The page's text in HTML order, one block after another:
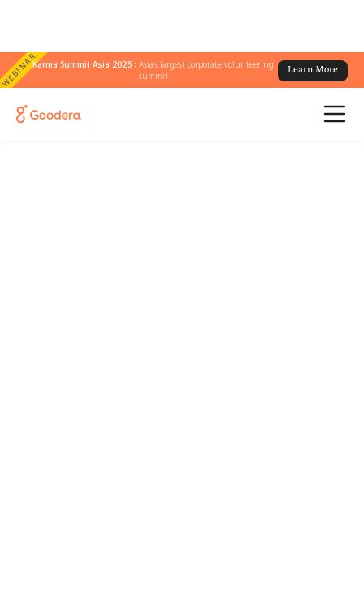
WEBINARKarma Summit Asia 2026 :Asia's largest corporate volunteering
summit
Learn More